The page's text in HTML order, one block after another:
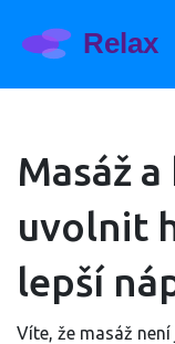
Masáž
uvolnit
lepší
Víte, že masáž